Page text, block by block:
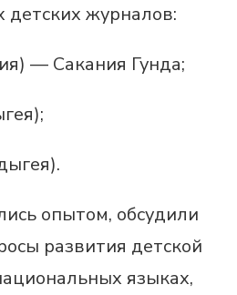
детских журналов:
— Сакания Гунда;
опытом, обсудили
развития детской
языках,